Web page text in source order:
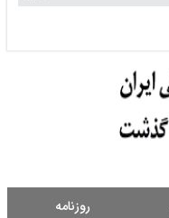
روزنامه